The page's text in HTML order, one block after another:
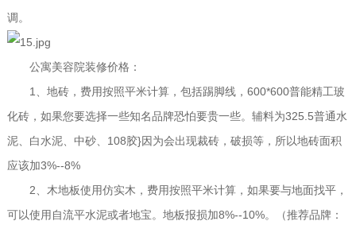
调。
公寓美容院装修价格：
1、地砖，费用按照平米计算，包括踢脚线，600*600普能精工玻
化砖，如果您要选择一些知名品牌恐怕要贵一些。辅料为325.5普通水
泥、白水泥、中砂、108胶}因为会出现裁砖，破损等，所以地砖面积
应该加3%--8%
2、木地板使用仿实木，费用按照平米计算，如果要与地面找平，
可以使用自流平水泥或者地宝。地板报损加8%--10%。（推荐品牌：